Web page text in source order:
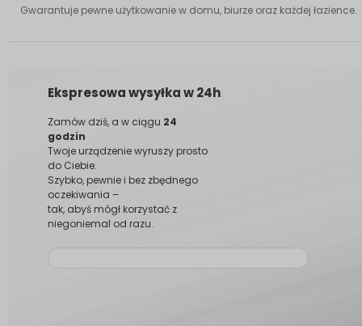
Gwarantuje pewne użytkowanie w domu, biurze oraz każdej łazience.
Ekspresowa wysyłka w 24h
Zamów dziś, a w ciągu 24
godzin
Twoje urządzenie wyruszy prosto
do Ciebie.
Szybko, pewnie i bez zbędnego
oczekiwania –
tak, abyś mógł korzystać z
niegoniemal od razu.